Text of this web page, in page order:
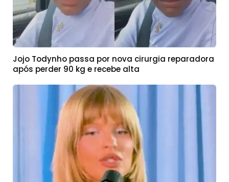
Jojo Todynho passa por nova cirurgia reparadora
após perder 90 kg e recebe alta